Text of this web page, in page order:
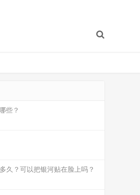
些？
久？可以把银河贴在脸上吗？